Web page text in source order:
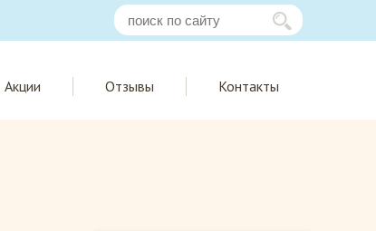
Акции Отзывы Контакты